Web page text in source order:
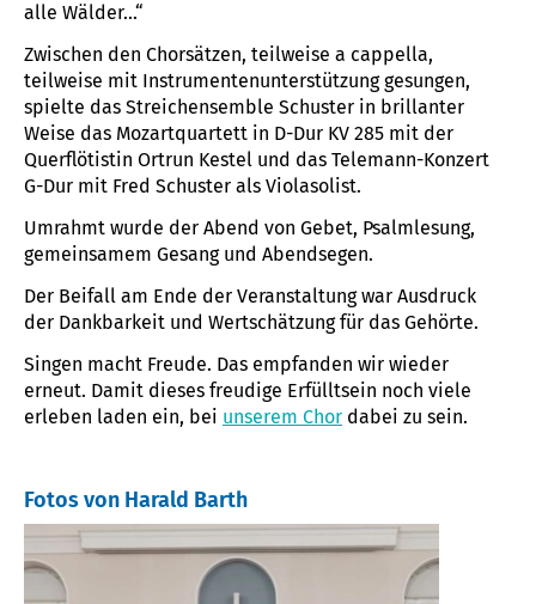
alle Wälder...“
Zwischen den Chorsätzen, teilweise a cappella,
teilweise mit Instrumentenunterstützung gesungen,
spielte das Streichensemble Schuster in brillanter
Weise das Mozartquartett in D-Dur KV 285 mit der
Querflötistin Ortrun Kestel und das Telemann-Konzert
G-Dur mit Fred Schuster als Violasolist.
Umrahmt wurde der Abend von Gebet, Psalmlesung,
gemeinsamem Gesang und Abendsegen.
Der Beifall am Ende der Veranstaltung war Ausdruck
der Dankbarkeit und Wertschätzung für das Gehörte.
Singen macht Freude. Das empfanden wir wieder
erneut. Damit dieses freudige Erfülltsein noch viele
erleben laden ein, bei unserem Chor dabei zu sein.
Fotos von Harald Barth